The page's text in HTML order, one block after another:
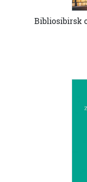
Bibliosibirsk